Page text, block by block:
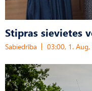
Stipras sievietes
Sabiedrība 03:00, 1.